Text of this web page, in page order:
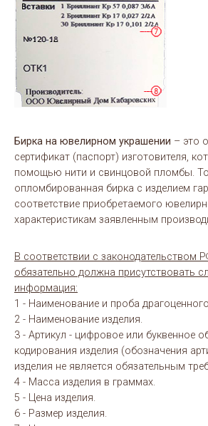
Бирка на ювелирном украшении – это
сертификат (паспорт) изготовителя,
помощью нити и свинцовой пломбы.
опломбированная бирка с изделием
соответствие приобретаемого
характеристикам заявленным
В соответствии с законодательством
обязательно должна присутствовать
информация:
1 - Наименование и проба
2 - Наименование изделия.
3 - Артикул - цифровое или буквенное
кодирования изделия (обозначения
изделия не является обязательным
4 - Масса изделия в граммах.
5 - Цена изделия.
6 - Размер изделия.